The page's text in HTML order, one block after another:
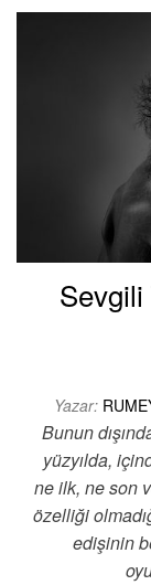
Sevgili
Yazar:
Bunun
yüzyılda,
ne ilk, ne son
özelliği
edişinin